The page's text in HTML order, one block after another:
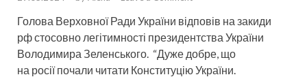
Голова Верховної Ради України відповів на закиди
рф стосовно легітимності президентства України
Володимира Зеленського. “Дуже добре, що
на росії почали читати Конституцію України.